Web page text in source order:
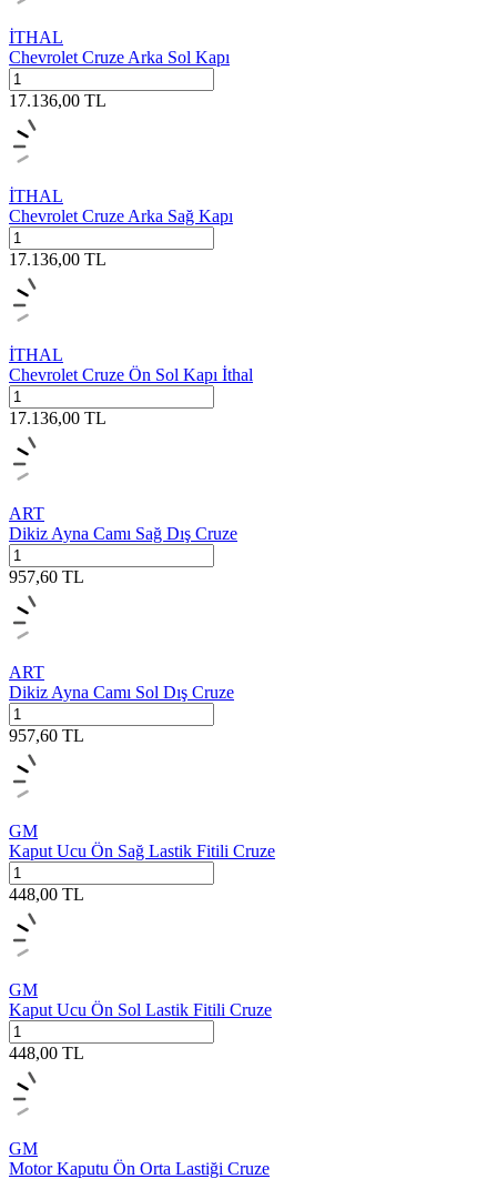
İTHAL
Chevrolet Cruze Arka Sol Kapı
17.136,00 TL
İTHAL
Chevrolet Cruze Arka Sağ Kapı
17.136,00 TL
İTHAL
Chevrolet Cruze Ön Sol Kapı İthal
17.136,00 TL
ART
Dikiz Ayna Camı Sağ Dış Cruze
957,60 TL
ART
Dikiz Ayna Camı Sol Dış Cruze
957,60 TL
GM
Kaput Ucu Ön Sağ Lastik Fitili Cruze
448,00 TL
GM
Kaput Ucu Ön Sol Lastik Fitili Cruze
448,00 TL
GM
Motor Kaputu Ön Orta Lastiği Cruze